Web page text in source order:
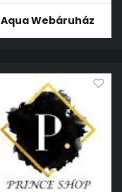
Aqua Webáruház